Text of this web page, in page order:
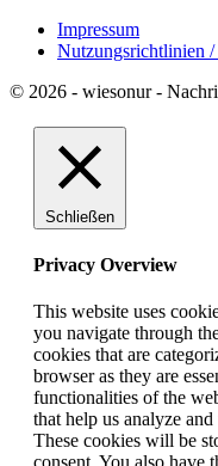
Impressum
Nutzungsrichtlinien
© 2026 - wiesonur -
Schließen
Privacy Overview
This website uses
you navigate through
cookies that are
browser as they are
functionalities of the
that help us analyze
These cookies will be